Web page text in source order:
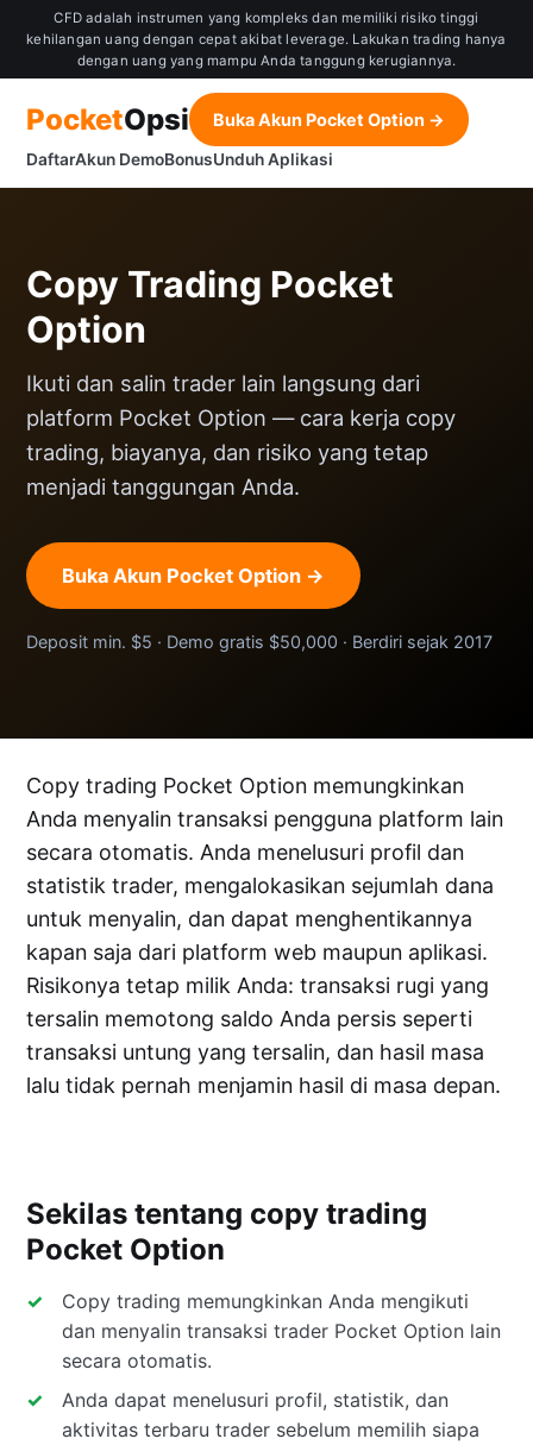
CFD adalah instrumen yang kompleks dan memiliki risiko tinggi
kehilangan uang dengan cepat akibat leverage. Lakukan trading hanya
dengan uang yang mampu Anda tanggung kerugiannya.
PocketOpsi
DaftarAkun DemoBonusUnduh Aplikasi
Buka Akun Pocket Option →
Copy Trading Pocket
Option
Ikuti dan salin trader lain langsung dari
platform Pocket Option — cara kerja copy
trading, biayanya, dan risiko yang tetap
menjadi tanggungan Anda.
Buka Akun Pocket Option →
Deposit min. $5 · Demo gratis $50,000 · Berdiri sejak 2017
Copy trading Pocket Option memungkinkan
Anda menyalin transaksi pengguna platform lain
secara otomatis. Anda menelusuri profil dan
statistik trader, mengalokasikan sejumlah dana
untuk menyalin, dan dapat menghentikannya
kapan saja dari platform web maupun aplikasi.
Risikonya tetap milik Anda: transaksi rugi yang
tersalin memotong saldo Anda persis seperti
transaksi untung yang tersalin, dan hasil masa
lalu tidak pernah menjamin hasil di masa depan.
Sekilas tentang copy trading
Pocket Option
Copy trading memungkinkan Anda mengikuti
dan menyalin transaksi trader Pocket Option lain
secara otomatis.
Anda dapat menelusuri profil, statistik, dan
aktivitas terbaru trader sebelum memilih siapa